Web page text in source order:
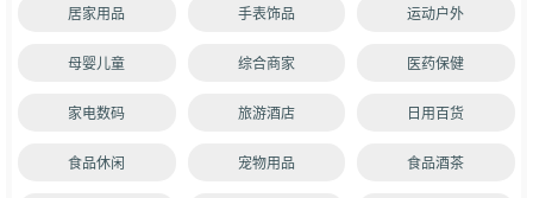
居家用品 手表饰品 运动户外
母婴儿童 综合商家 医药保健
家电数码 旅游酒店 日用百货
食品休闲 宠物用品 食品酒茶